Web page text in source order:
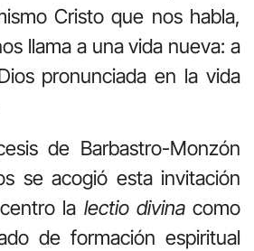
Cristo que nos habla,
llama a una vida nueva: a
pronunciada en la vida
de Barbastro-Monzón
se acogió esta invitación
la lectio divinacomo
de formación espiritual